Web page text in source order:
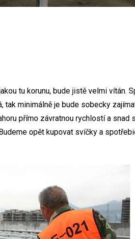
tu korunu, bude jistě velmi vítán.
tak minimálně je bude sobecky
přímo závratnou rychlostí a
opět kupovat svíčky a